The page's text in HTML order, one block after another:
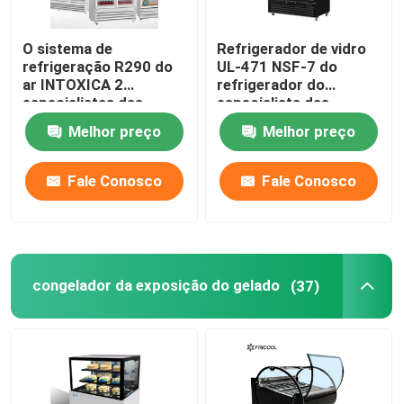
O sistema de
refrigeração R290 do
ar INTOXICA 2
especialistas das
técnicas mercantís de
vidro 1170L da porta
Melhor preço
Fale Conosco
Refrigerador de vidro
UL-471 NSF-7 do
refrigerador do
especialista das
técnicas mercantís da
porta do
supermercado 2
Melhor preço
Fale Conosco
congelador da exposição do gelado (37)